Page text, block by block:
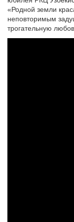
«Родной земли
неповторимым
трогательную